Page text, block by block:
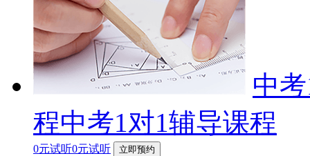
中
程中考1对1辅导课程
0元试听0元试听 立即预约